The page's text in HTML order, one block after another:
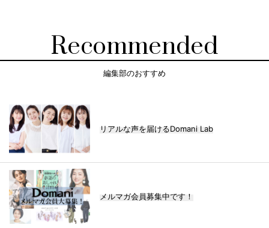
Recommended
編集部のおすすめ
リアルな声を届けるDomani Lab
メルマガ会員募集中です！